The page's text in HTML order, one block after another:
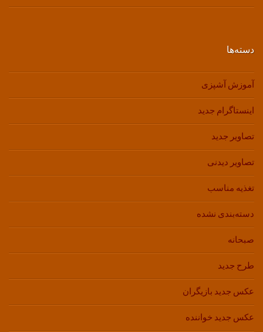
دسته‌ها
آموزش آشپزی
اینستاگرام جدید
تصاویر جدید
تصاویر دیدنی
تغذیه مناسب
دسته‌بندی نشده
صبحانه
طرح جدید
عکس جدید بازیگران
عکس جدید خواننده